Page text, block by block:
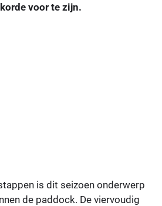
voor te zijn.
is dit seizoen onderwerp
de paddock. De viervoudig